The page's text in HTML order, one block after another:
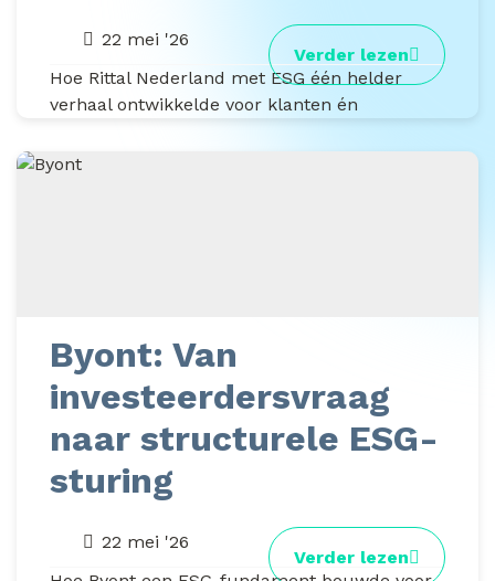
22 mei '26
Hoe Rittal Nederland met ESG één helder
verhaal ontwikkelde voor klanten én
steeds meer organisaties een...
Verder lezen
Byont: Van
investeerdersvraag
naar structurele ESG-
sturing
22 mei '26
Verder lezen